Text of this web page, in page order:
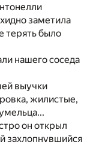
заметила
терять было
нашего соседа
выучки
жилистые,
он открыл
захлопнувшийся